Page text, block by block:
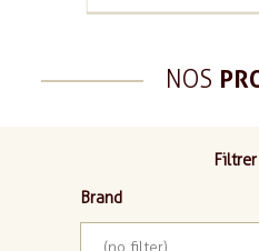
NOS
Brand
(no filter)